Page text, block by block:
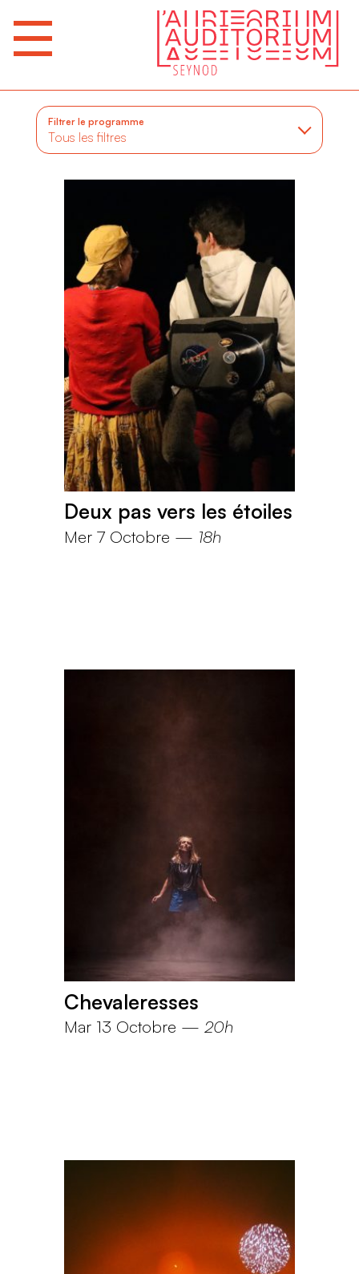
Filtrer le programme
Tous les filtres
Deux pas vers les étoiles
Mer 7 Octobre — 18h
Chevaleresses
Mar 13 Octobre — 20h